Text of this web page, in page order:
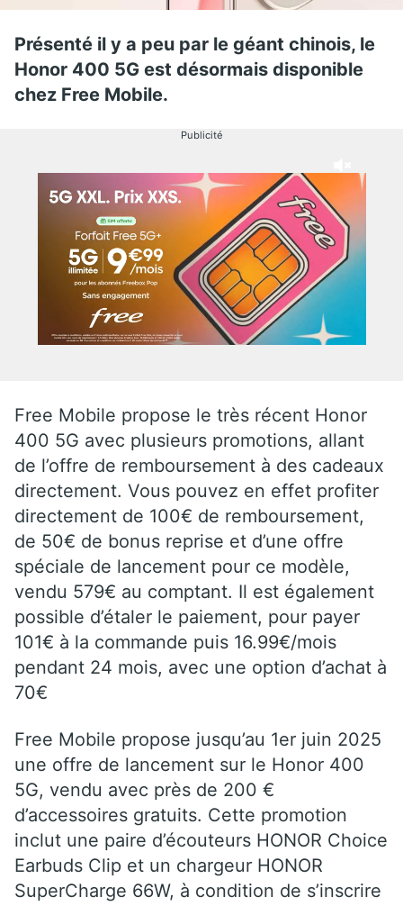
Présenté il y a peu par le géant chinois, le
Honor 400 5G est désormais disponible
chez Free Mobile.
Publicité
Free Mobile propose le très récent Honor
400 5G avec plusieurs promotions, allant
de l’offre de remboursement à des cadeaux
directement. Vous pouvez en effet profiter
directement de 100€ de remboursement,
de 50€ de bonus reprise et d’une offre
spéciale de lancement pour ce modèle,
vendu 579€ au comptant. Il est également
possible d’étaler le paiement, pour payer
101€ à la commande puis 16.99€/mois
pendant 24 mois, avec une option d’achat à
70€
Free Mobile propose jusqu’au 1er juin 2025
une offre de lancement sur le Honor 400
5G, vendu avec près de 200 €
d’accessoires gratuits. Cette promotion
inclut une paire d’écouteurs HONOR Choice
Earbuds Clip et un chargeur HONOR
SuperCharge 66W, à condition de s’inscrire